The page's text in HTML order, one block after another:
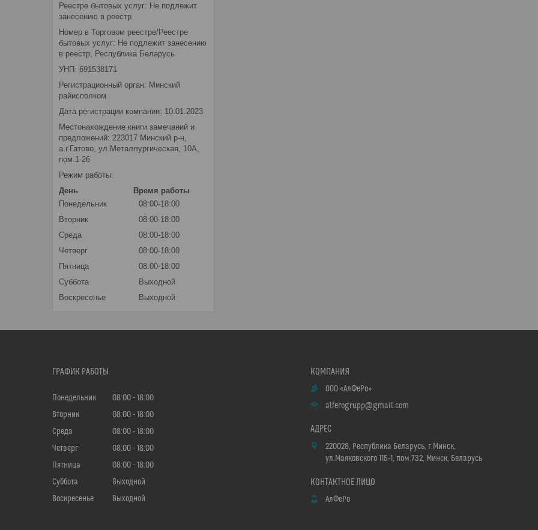
Реестре бытовых услуг: Не подлежит
занесению в реестр
Номер в Торговом реестре/Реестре
бытовых услуг: Не подлежит занесению
в реестр, Республика Беларусь
УНП: 691538171
Регистрационный орган: Минский
райисполком
Дата регистрации компании: 10.01.2023
Местонахождение книги замечаний и
предложений: 223017 Минский р-н,
а.г.Гатово, ул.Металлургическая, 10А,
пом.1-26
Режим работы:
День
Время работы
Понедельник
08:00-18:00
Вторник
08:00-18:00
Среда
08:00-18:00
Четверг
08:00-18:00
Пятница
08:00-18:00
Суббота
Выходной
Воскресенье
Выходной
ГРАФИК РАБОТЫ
Понедельник 08:00
18:00
Вторник
08:00
18:00
Среда
08:00
18:00
Четверг
08:00
18:00
Пятница
08:00
18:00
Суббота
Выходной
Воскресенье
Выходной
ООО «АлФеРо»
alferogrupp@gmail.com
220028, Республика Беларусь, г.Минск,
ул.Маяковского 115-1, пом.732, Минск, Беларусь
АлФеРо